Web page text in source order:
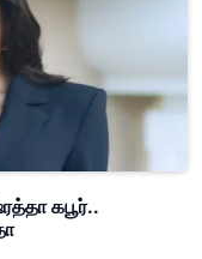
கபூர்..